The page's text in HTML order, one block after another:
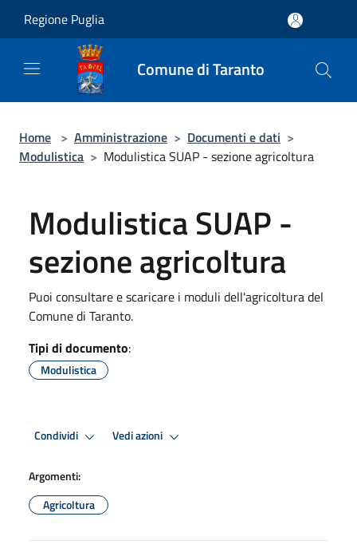
Regione Puglia
Comune di Taranto
Home > Amministrazione > Documenti e dati >
Modulistica > Modulistica SUAP - sezione agricoltura
Modulistica SUAP -
sezione agricoltura
Puoi consultare e scaricare i moduli dell'agricoltura del
Comune di Taranto.
Tipi di documento:
Modulistica
Condividi Vedi azioni
Argomenti:
Agricoltura